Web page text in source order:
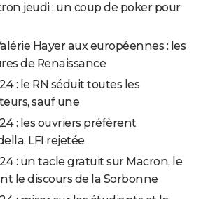
jeudi : un coup de poker pour
Hayer aux européennes : les
de Renaissance
: le RN séduit toutes les
sauf une
: les ouvriers préfèrent
LFI rejetée
: un tacle gratuit sur Macron, le
le discours de la Sorbonne